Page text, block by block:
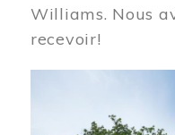
Williams. Nous
recevoir!